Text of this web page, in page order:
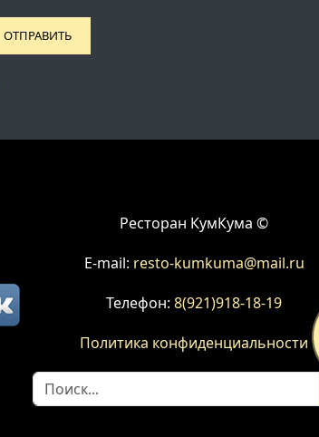
ОТПРАВИТЬ
Ресторан КумКума ©
E-mail: resto-kumkuma@mail.ru
Телефон: 8(921)918-18-19
Политика конфиденциальности